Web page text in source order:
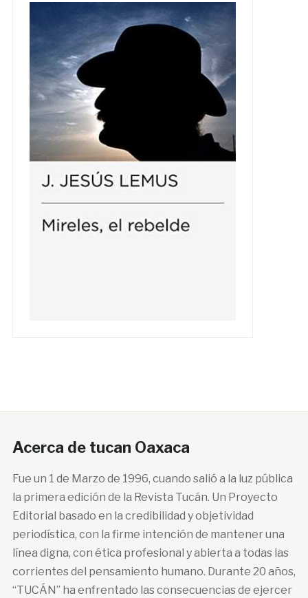
Acerca de tucan Oaxaca
Fue un 1 de Marzo de 1996, cuando salió a la luz pública
la primera edición de la Revista Tucán. Un Proyecto
Editorial basado en la credibilidad y objetividad
periodística, con la firme intención de mantener una
línea digna, con ética profesional y abierta a todas las
corrientes del pensamiento humano. Durante 20 años,
“TUCÁN” ha enfrentado las consecuencias de ejercer